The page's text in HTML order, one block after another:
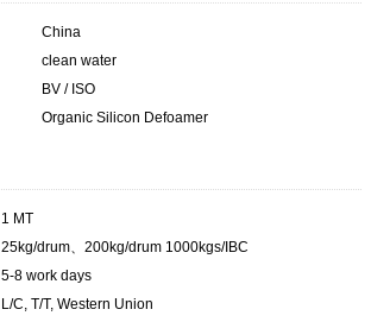
China
clean water
BV / ISO
Organic Silicon Defoamer
1 MT
25kg/drum、200kg/drum 1000kgs/IBC
5-8 work days
L/C, T/T, Western Union